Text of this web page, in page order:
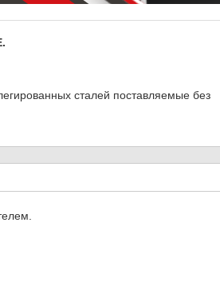
сталей поставляемые без